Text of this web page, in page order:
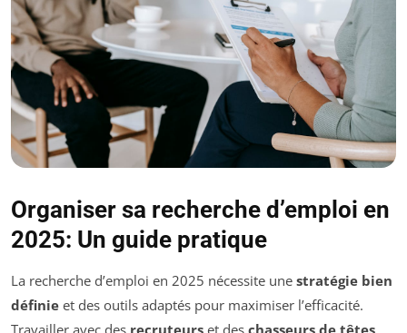
Organiser sa recherche d’emploi en
2025: Un guide pratique
La recherche d’emploi en 2025 nécessite une stratégie bien
définie et des outils adaptés pour maximiser l’efficacité.